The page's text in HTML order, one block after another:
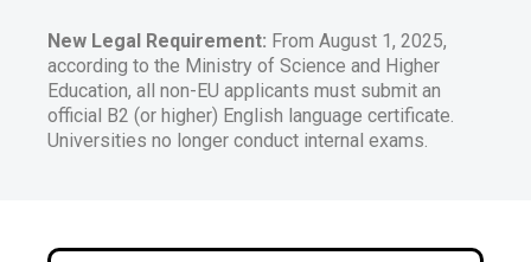
New Legal Requirement: From August 1, 2025,
according to the Ministry of Science and Higher
Education, all non-EU applicants must submit an
official B2 (or higher) English language certificate.
Universities no longer conduct internal exams.